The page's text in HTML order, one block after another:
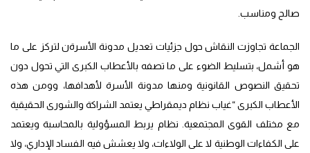
صالح ومناسب.
الجماعة تجاوزت النقاش حول جزئيات تعديل مدونة الأسرةن لتركز على ما
هو أشمل، بتسليط الضوء على ما تصفه بالأعطاب الكبرى التي تحول دون
تحقيق النصوص القانونية ومنها مدونة الأسرة لأهدافها، وومن هذه
الأعطاب الكبرى “غياب نظام ديمقراطي يعتمد الشراكة والشورى الحقيقية
مع مختلف القوى المجتمعية. نظام يربط المسؤولية بالمحاسبة ويعتمد
على الكفاءات الوطنية لا على الولاءات، ولا يعشش فيه الفساد الإداري، ولا